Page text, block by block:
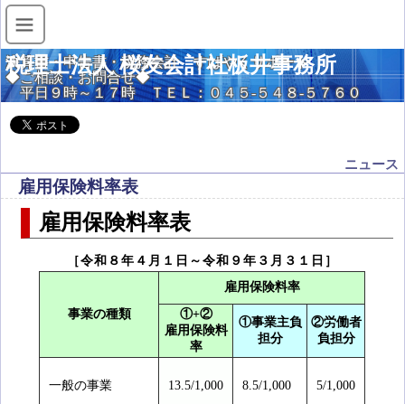
税理士法人 桜友会計社板井事務所
決算書・申告書・税務会計 すばやくサポート
◆ご相談・お問合せ◆
平日９時～１７時 ＴＥＬ：０４５-５４８-５７６０
ニュース
雇用保険料率表
雇用保険料率表
［令和８年４月１日～令和９年３月３１日］
事業の種類
雇用保険料率
①+②
雇用保険料
率
①事業主負
担分
②労働者
負担分
一般の事業 13.5/1,000 8.5/1,000 5/1,000